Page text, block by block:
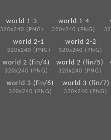
world 1-3
320x240 (PNG)
world 1-4
320x240 (PNG)
world 2-1
320x240 (PNG)
world 2-2
320x240 (PNG)
world 2 (fin/4)
320x240 (PNG)
world 2 (fin/5)
320x240 (PNG)
world 3 (fin/6)
320x240 (PNG)
world 3 (fin/7)
320x240 (PNG)